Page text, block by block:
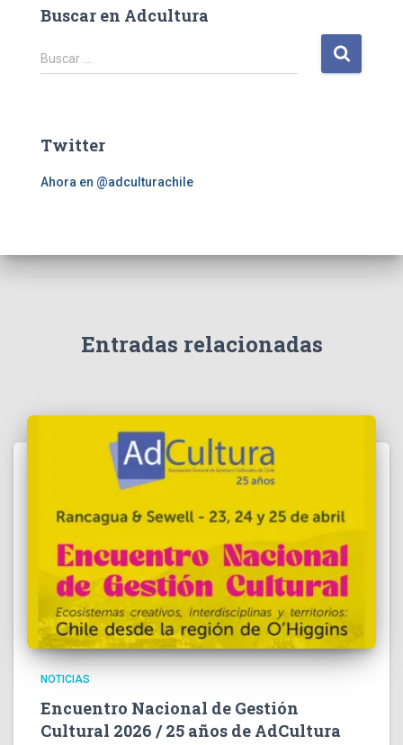
Buscar en Adcultura
B
u
r
Buscar …
Twitter
Ahora en @adculturachile
Entradas relacionadas
NOTICIAS
Encuentro Nacional de Gestión
Cultural 2026 / 25 años de AdCultura